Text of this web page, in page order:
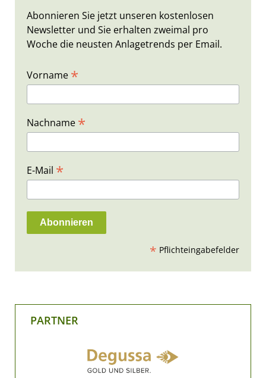
Abonnieren Sie jetzt unseren kostenlosen
Newsletter und Sie erhalten zweimal pro
Woche die neusten Anlagetrends per Email.
Vorname *
Nachname *
E-Mail *
* Pflichteingabefelder
PARTNER